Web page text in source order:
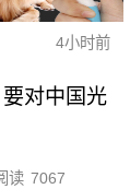
4小时前
对中国光
读 7067